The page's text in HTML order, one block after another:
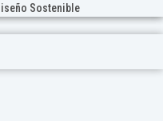
Sostenible